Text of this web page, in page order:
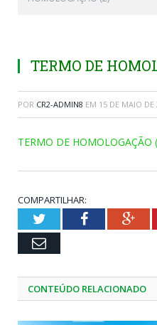
TERMO DE
POR CR2-ADMIN8 EM 15 DE MAIO DE
TERMO DE HOMOLOGAÇÃO
COMPARTILHAR:
TwitterFacebook
Email
CONTEÚDO RELACIONADO